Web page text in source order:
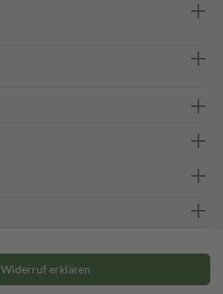
Widerruf erklären